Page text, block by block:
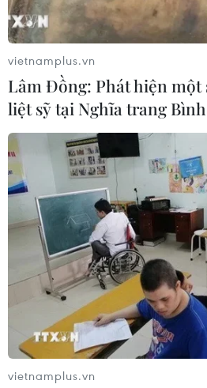
vietnamplus.vn
Lâm Đồng: Phát hiện một
liệt sỹ tại Nghĩa trang
vietnamplus.vn